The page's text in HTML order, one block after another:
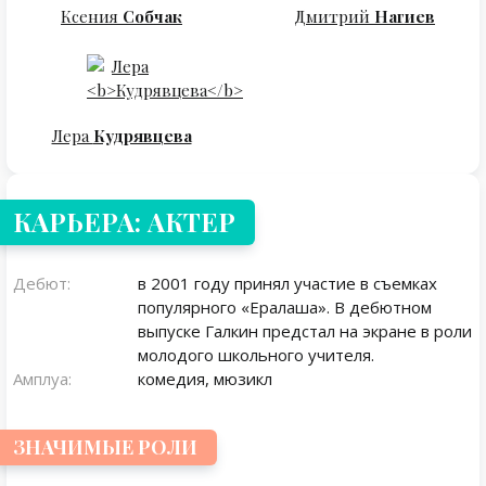
КАРЬЕРА: АКТЕР
Дебют:
в 2001 году принял участие в съемках
популярного «Ералаша». В дебютном
выпуске Галкин предстал на экране в роли
молодого школьного учителя.
Амплуа:
комедия, мюзикл
ЗНАЧИМЫЕ РОЛИ
Ксения Собчак Дмитрий Нагиев
Лера Кудрявцева